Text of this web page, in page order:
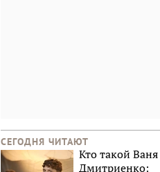
СЕГОДНЯ ЧИТАЮТ
Кто такой Ваня
Дмитриенко: